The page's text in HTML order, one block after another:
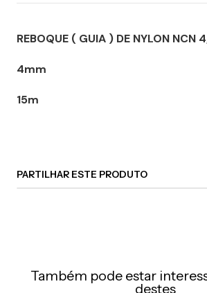
REBOQUE ( GUIA ) DE NYLON NCN
4mm
15m
PARTILHAR ESTE PRODUTO
Também pode estar
destes